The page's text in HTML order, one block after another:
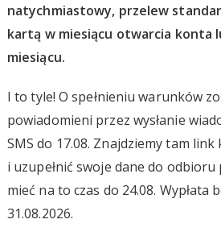
natychmiastowy, przelew
kartą w miesiącu otwarcia konta
miesiącu.
I to tyle! O spełnieniu warunków
powiadomieni przez wysłanie
SMS do 17.08. Znajdziemy tam
i uzupełnić swoje dane do
mieć na to czas do 24.08. Wypłata
31.08.2026.